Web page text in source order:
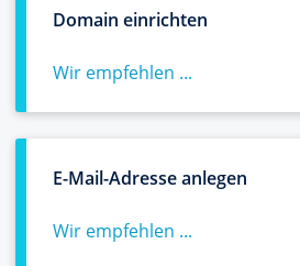
Domain einrichten
Wir empfehlen ...
E-Mail-Adresse anlegen
Wir empfehlen ...